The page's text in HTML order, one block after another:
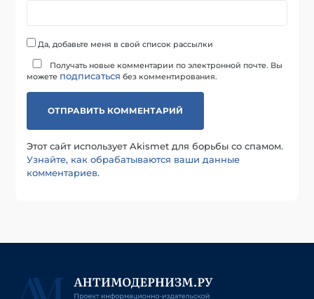
Да, добавьте меня в свой список рассылки
Получать новые комментарии по электронной почте. Вы
можете подписаться без комментирования.
Этот сайт использует Akismet для борьбы со спамом.
Узнайте, как обрабатываются ваши данные
комментариев.